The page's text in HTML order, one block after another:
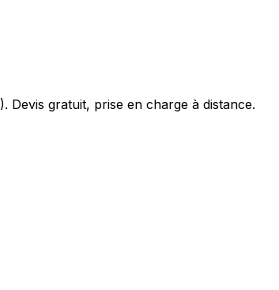
). Devis gratuit, prise en charge à distance.